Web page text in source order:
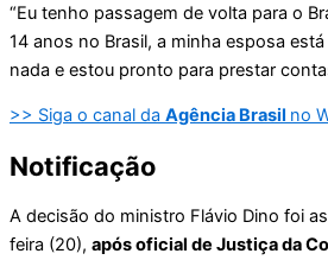
“Eu tenho passagem de volta para o
14 anos no Brasil, a minha esposa
nada e estou pronto para prestar
>> Siga o canal da Agência Brasil no
Notificação
A decisão do ministro Flávio Dino foi
feira (20), após oficial de Justiça da